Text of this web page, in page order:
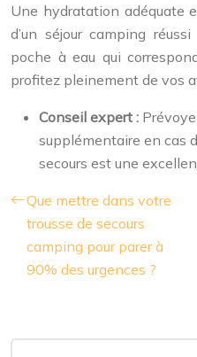
Une hydratation adéquate
d’un séjour camping
poche à eau qui
profitez pleinement de vos
Conseil expert :
supplémentaire en cas
secours est une
Que mettre dans votre
trousse de secours
camping pour parer à
90% des urgences ?